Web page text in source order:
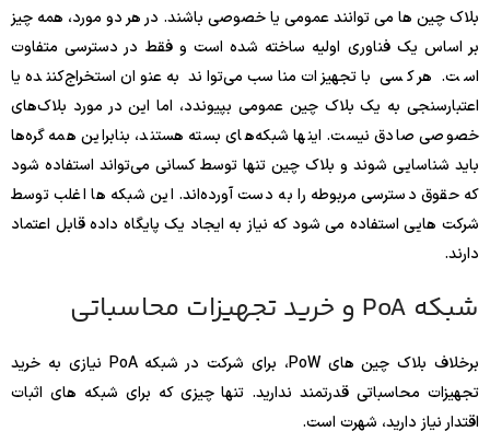
بلاک چین ها می توانند عمومی یا خصوصی باشند. در هر دو مورد، همه چیز
بر اساس یک فناوری اولیه ساخته شده است و فقط در دسترسی متفاوت
است. هر کسی با تجهیزات مناسب می‌تواند به عنوان استخراج‌کننده یا
اعتبارسنجی به یک بلاک چین عمومی بپیوندد، اما این در مورد بلاک‌های
خصوصی صادق نیست. اینها شبکه‌های بسته هستند، بنابراین همه گره‌ها
باید شناسایی شوند و بلاک چین تنها توسط کسانی می‌تواند استفاده شود
که حقوق دسترسی مربوطه را به دست آورده‌اند. این شبکه ها اغلب توسط
شرکت هایی استفاده می شود که نیاز به ایجاد یک پایگاه داده قابل اعتماد
دارند.
شبکه PoA و خرید تجهیزات محاسباتی
برخلاف بلاک چین های PoW، برای شرکت در شبکه PoA نیازی به خرید
تجهیزات محاسباتی قدرتمند ندارید. تنها چیزی که برای شبکه های اثبات
اقتدار نیاز دارید، شهرت است.